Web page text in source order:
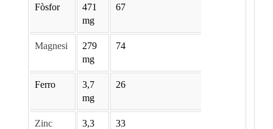
Fòsfor
471
mg
67
Magnesi
279
mg
74
Ferro
3,7
mg
26
Zinc
3,3
33